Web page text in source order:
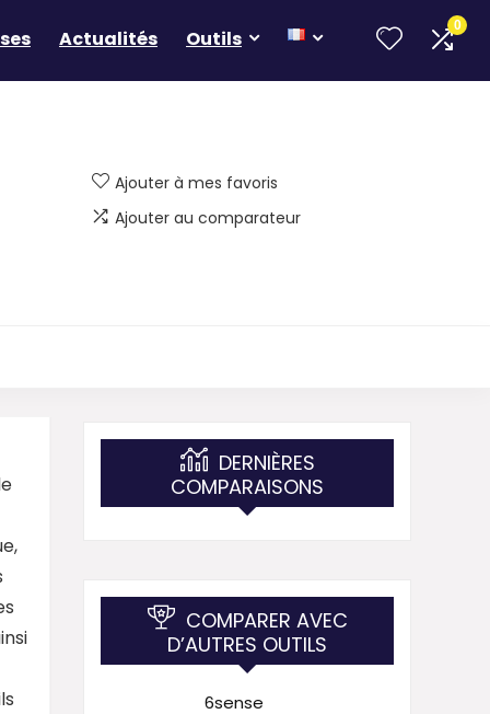
Actualités Outils
0
Ajouter à mes favoris
Ajouter au comparateur
DERNIÈRES
COMPARAISONS
COMPARER AVEC
D’AUTRES OUTILS
6sense